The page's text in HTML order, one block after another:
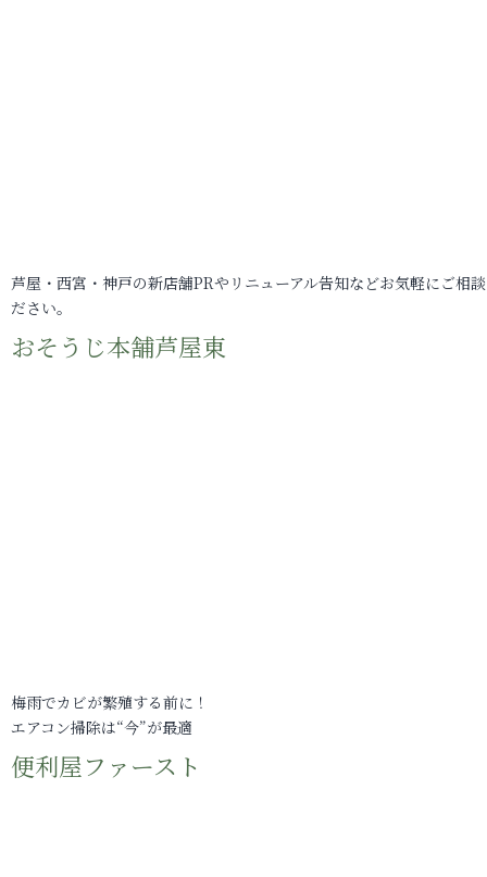
芦屋・西宮・神戸の新店舗PRやリニューアル告知などお気軽にご相
ださい。
おそうじ本舗芦屋東
梅雨でカビが繁殖する前に！
エアコン掃除は“今”が最適
便利屋ファースト